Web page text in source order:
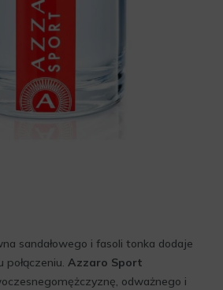
sandałowego i fasoli tonka dodaje
Azzaro Sport
odważnego i